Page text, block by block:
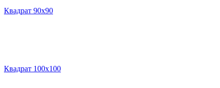
Квадрат 90х90
Квадрат 100х100